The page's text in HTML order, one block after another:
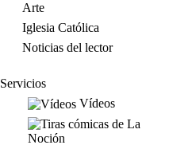
Arte
Iglesia Católica
Noticias del lector
Servicios
Vídeos